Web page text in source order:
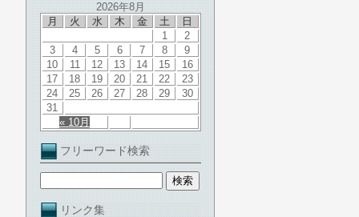
2026年8月
月
火 水 木 金 土 日
« 10月
1
2
3
4 5 6 7 8
9
10
11 12 13 14 15
16
17
18 19 20 21 22
23
24
25 26 27 28 29
30
31
フリーワード検索
リンク集